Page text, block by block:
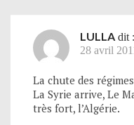
LULLA dit :
28 avril
La chute des
La Syrie arrive, Le
très fort, l’Algérie.